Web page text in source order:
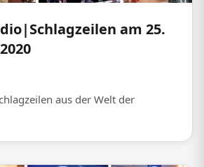
am 25.
aus der Welt der